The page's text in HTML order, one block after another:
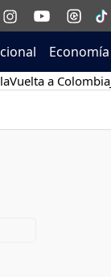
Economía
Vuelta a Colombia